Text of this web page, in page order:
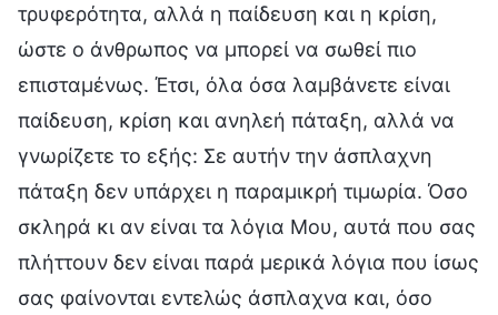
τρυφερότητα, αλλά η παίδευση και η κρίση,
ώστε ο άνθρωπος να μπορεί να σωθεί πιο
επισταμένως. Έτσι, όλα όσα λαμβάνετε είναι
παίδευση, κρίση και ανηλεή πάταξη, αλλά να
γνωρίζετε το εξής: Σε αυτήν την άσπλαχνη
πάταξη δεν υπάρχει η παραμικρή τιμωρία. Όσο
σκληρά κι αν είναι τα λόγια Μου, αυτά που σας
πλήττουν δεν είναι παρά μερικά λόγια που ίσως
σας φαίνονται εντελώς άσπλαχνα και, όσο